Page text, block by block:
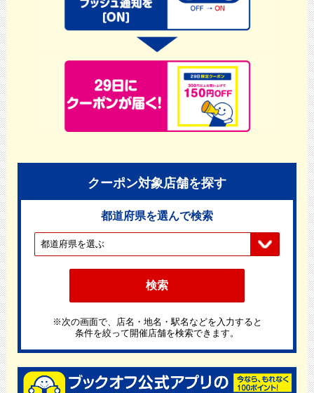
クーポン対象店舗を探す
都道府県を選んで検索
※次の画面で、店名・地名・駅名などを入力すると
条件を絞って開催店舗を検索できます。